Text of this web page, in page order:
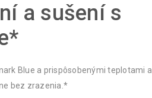
a sušení s
Blue a prispôsobenými teplotami a
bez zrazenia.*